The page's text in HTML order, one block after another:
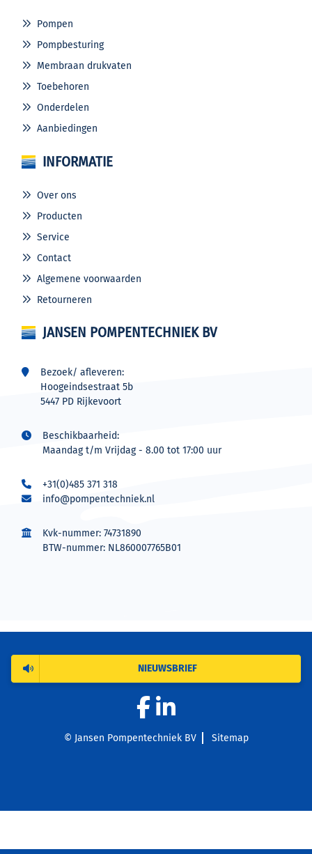
Pompen
Pompbesturing
Membraan drukvaten
Toebehoren
Onderdelen
Aanbiedingen
INFORMATIE
Over ons
Producten
Service
Contact
Algemene voorwaarden
Retourneren
JANSEN POMPENTECHNIEK BV
Bezoek/ afleveren:
Hoogeindsestraat 5b
5447 PD Rijkevoort
Beschikbaarheid:
Maandag t/m Vrijdag - 8.00 tot 17:00 uur
+31(0)485 371 318
info@pompentechniek.nl
Kvk-nummer: 74731890
BTW-nummer: NL860007765B01
© Jansen Pompentechniek BV Sitemap
NIEUWSBRIEF